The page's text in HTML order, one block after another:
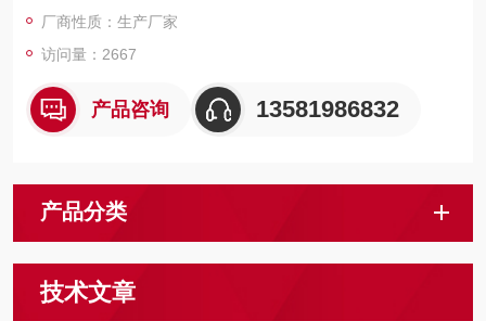
厂商性质：生产厂家
访问量：2667
产品咨询 13581986832
产品分类
技术文章